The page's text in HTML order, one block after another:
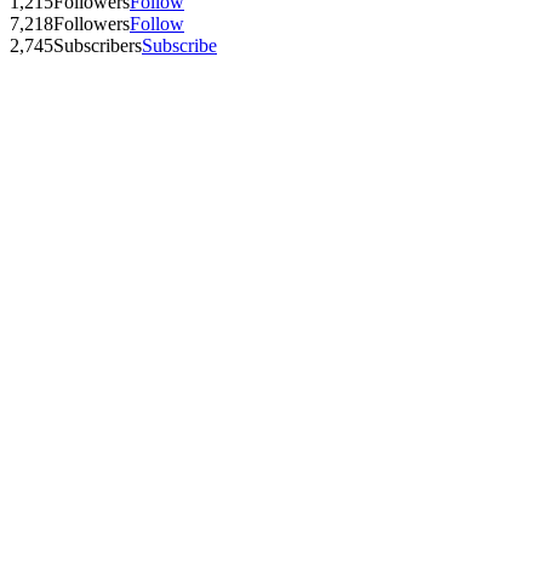
7,218FollowersFollow
2,745SubscribersSubscribe